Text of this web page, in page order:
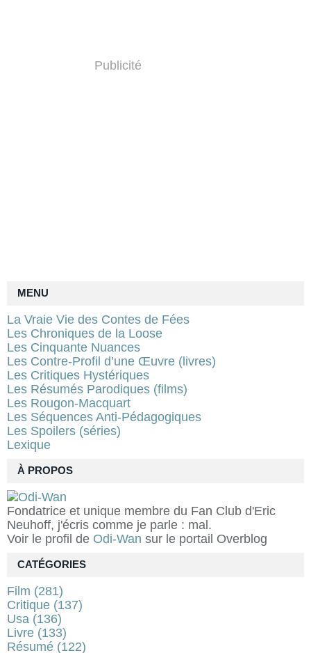
À PROPOS
Fondatrice et unique membre du Fan Club d'Eric
Neuhoff, j'écris comme je parle : mal.
Voir le profil de Odi-Wan sur le portail Overblog
Publicité
MENU
La Vraie Vie des Contes de Fées
Les Chroniques de la Loose
Les Cinquante Nuances
Les Contre-Profil d’une Œuvre (livres)
Les Critiques Hystériques
Les Résumés Parodiques (films)
Les Rougon-Macquart
Les Séquences Anti-Pédagogiques
Les Spoilers (séries)
Lexique
CATÉGORIES
Film (281)
Critique (137)
Usa (136)
Livre (133)
Résumé (122)